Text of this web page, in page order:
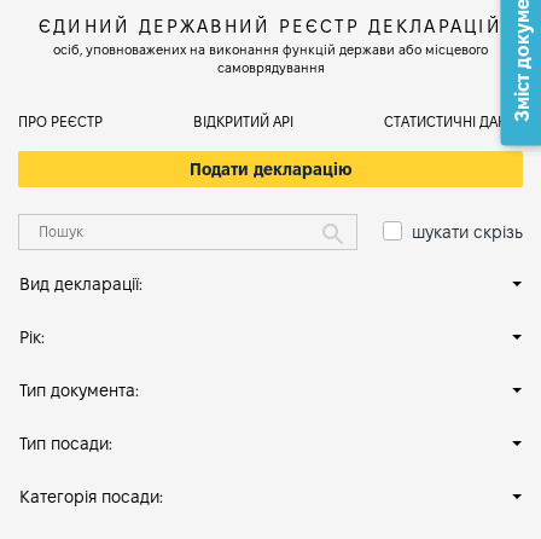
ЄДИНИЙ ДЕРЖАВНИЙ РЕЄСТР ДЕКЛАРАЦІЙ
осіб, уповноважених на виконання функцій держави або місцевого
самоврядування
ПРО РЕЄСТР ВІДКРИТИЙ АРІ СТАТИСТИЧНІ ДАНІ
Подати декларацію
шукати скрізь
Вид декларації:
Рік:
Тип документа:
Тип посади:
Категорія посади:
Зміст документа